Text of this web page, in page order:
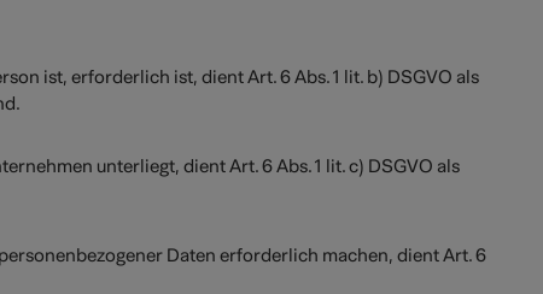
ist, erforderlich ist, dient Art. 6 Abs. 1 lit. b) DSGVO als
unterliegt, dient Art. 6 Abs. 1 lit. c) DSGVO als
Daten erforderlich machen, dient Art. 6